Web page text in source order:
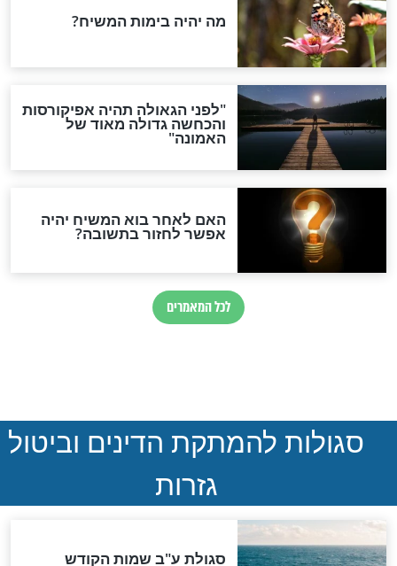
חדשות יהדות
הותר לפרסום: לוחמי מילואים
נהרגו בדרום לבנון
ההסכם החשאי של טראמפ
ואיראן: בלי שקיפות ועם הרבה
סימני שאלה
במרתפי מוסקבה: כתב היד
הנדיר של הרשב"ם התגלה
"מודה לקב"ה על כל השנים"